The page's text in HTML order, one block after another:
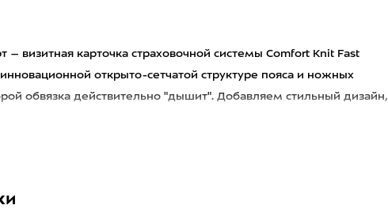
– визитная карточка страховочной системы Сomfort Knit Fast
открыто-сетчатой структуре пояса и ножных
обвязка действительно "дышит". Добавляем стильный дизайн,